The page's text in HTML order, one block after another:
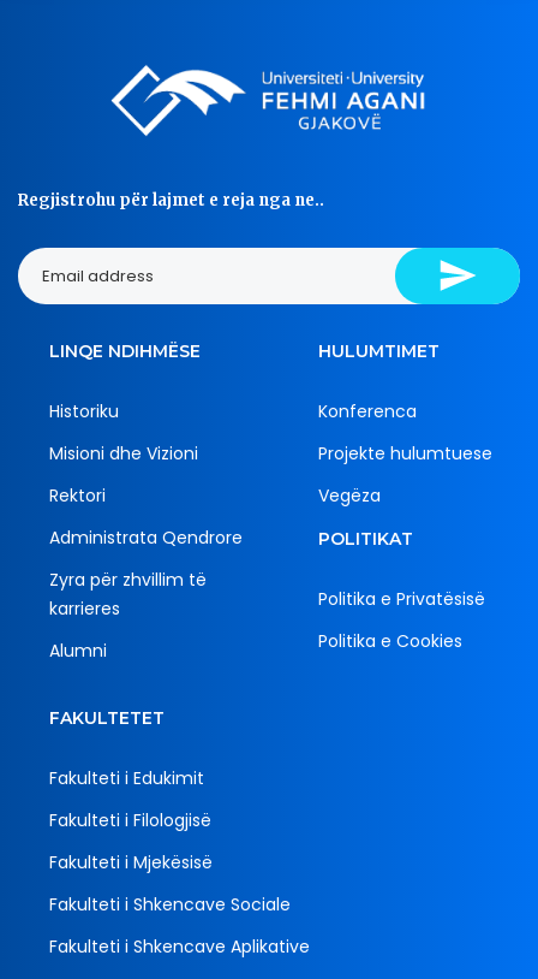
Regjistrohu për lajmet e reja nga ne..
LINQE NDIHMËSE
Historiku
Misioni dhe Vizioni
Rektori
Administrata Qendrore
Zyra për zhvillim të
karrieres
Alumni
HULUMTIMET
Konferenca
Projekte hulumtuese
Vegëza
POLITIKAT
Politika e Privatësisë
Politika e Cookies
FAKULTETET
Fakulteti i Edukimit
Fakulteti i Filologjisë
Fakulteti i Mjekësisë
Fakulteti i Shkencave Sociale
Fakulteti i Shkencave Aplikative